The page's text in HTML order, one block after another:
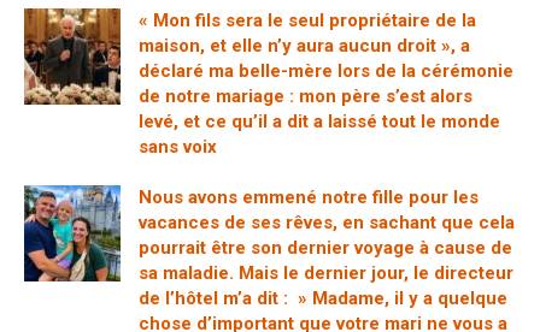
« Mon fils sera le seul propriétaire de la
maison, et elle n’y aura aucun droit », a
déclaré ma belle-mère lors de la cérémonie
de notre mariage : mon père s’est alors
levé, et ce qu’il a dit a laissé tout le monde
sans voix
Nous avons emmené notre fille pour les
vacances de ses rêves, en sachant que cela
pourrait être son dernier voyage à cause de
sa maladie. Mais le dernier jour, le directeur
de l’hôtel m’a dit : » Madame, il y a quelque
chose d’important que votre mari ne vous a